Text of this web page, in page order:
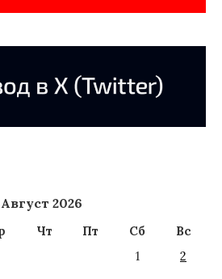
Август 2026
Чт Пт Сб
Вс
1
2